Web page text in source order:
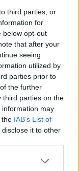
third parties, or
for
below opt-out
that after your
seeing
utilized by
parties prior to
the further
third parties on the
information may
the IAB’s List of
it to other
or more Google
σε λίγες
της
τα
στον
μια
όχημα ενός
στη
η
Ο οδηγός